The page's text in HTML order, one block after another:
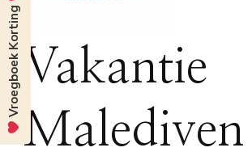
Vakantie
Malediven
Vroegboek Korting